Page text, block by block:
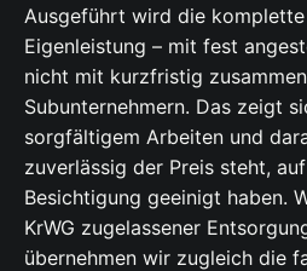
Ausgeführt wird die komplette
Eigenleistung – mit fest
nicht mit kurzfristig
Subunternehmern. Das zeigt
sorgfältigem Arbeiten und
zuverlässig der Preis steht,
Besichtigung geeinigt haben.
KrWG zugelassener
übernehmen wir zugleich die